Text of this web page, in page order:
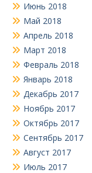
Июнь 2018
Май 2018
Апрель 2018
Март 2018
Февраль 2018
Январь 2018
Декабрь 2017
Ноябрь 2017
Октябрь 2017
Сентябрь 2017
Август 2017
Июль 2017